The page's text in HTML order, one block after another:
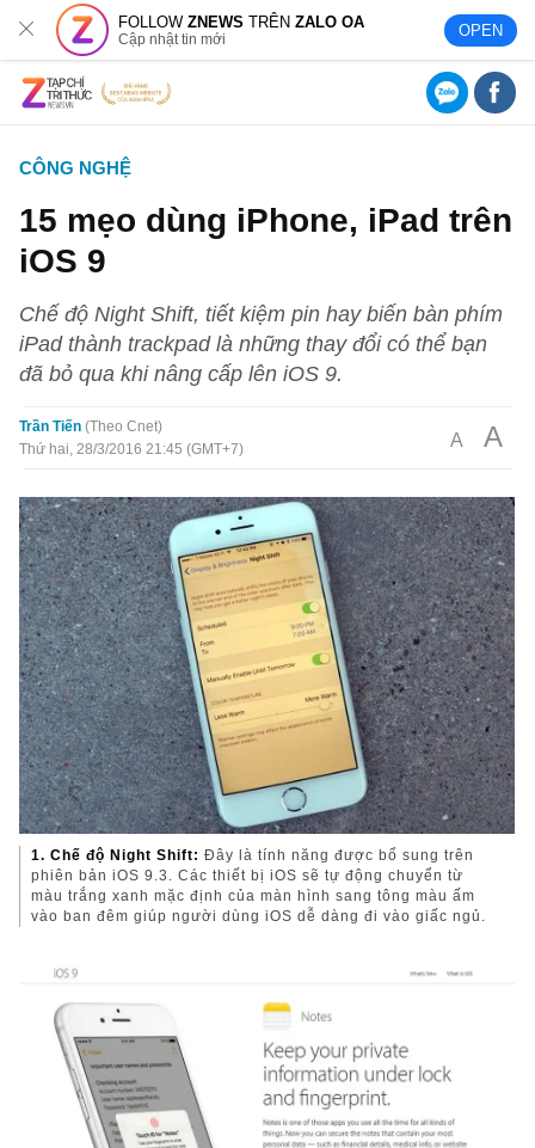
FOLLOWZNEWS TRÊNZALO OA
Cập nhật tin mới OPEN
CÔNG NGHỆ
15 mẹo dùng iPhone, iPad trên
iOS 9
Chế độ Night Shift, tiết kiệm pin hay biến bàn phím
iPad thành trackpad là những thay đổi có thể bạn
đã bỏ qua khi nâng cấp lên iOS 9.
Trần Tiến Theo Cnet
Thứ hai, 28/3/2016 21:45 (GMT+7)
A A
1. Chế độ Night Shift: Đây là tính năng được bổ sung trên
phiên bản iOS 9.3. Các thiết bị iOS sẽ tự động chuyển từ
màu trắng xanh mặc định của màn hình sang tông màu ấm
vào ban đêm giúp người dùng iOS dễ dàng đi vào giấc ngủ.